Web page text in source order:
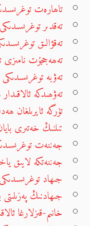
تاھارەت
تەقدىر
تەقۋالىق
تەھەججۇت نامىزى
تەۋبە
تەۋھىدكە
تۈرگە ئايرىلغان
تىلنىڭ خەتىرى
جەننەت
جەننەتكە لايىق
جىھاد
جىھادنىڭ
خانىم-قىزلارغا